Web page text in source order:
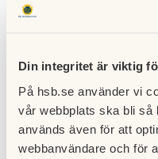
Din integritet är viktig
På hsb.se använder vi
vår webbplats ska bli så
används även för att
webbanvändare och för
Nyheter